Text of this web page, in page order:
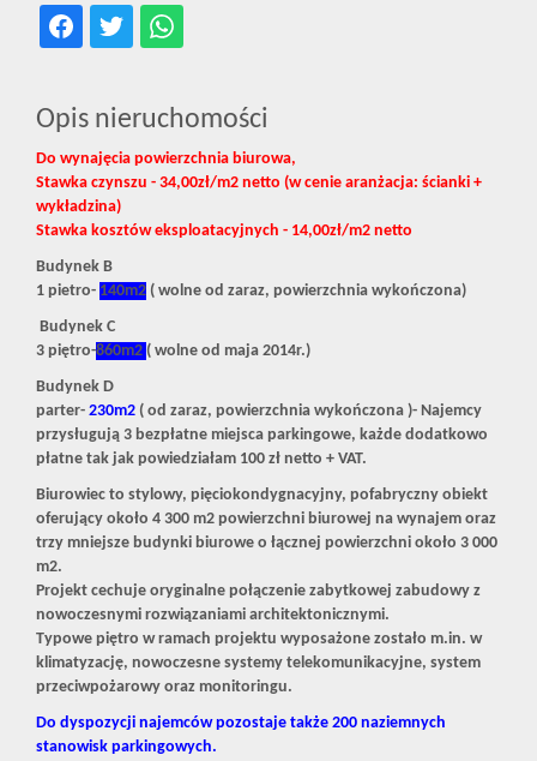
Opis nieruchomości
Do wynajęcia powierzchnia biurowa,
Stawka czynszu - 34,00zł/m2 netto (w cenie aranżacja: ścianki +
wykładzina)
Stawka kosztów eksploatacyjnych - 14,00zł/m2 netto
Budynek B
1 pietro- 140m2 ( wolne od zaraz, powierzchnia wykończona)
Budynek C
3 piętro-860m2 ( wolne od maja 2014r.)
Budynek D
parter- 230m2 ( od zaraz, powierzchnia wykończona )- Najemcy
przysługują 3 bezpłatne miejsca parkingowe, każde dodatkowo
płatne tak jak powiedziałam 100 zł netto + VAT.
Biurowiec to stylowy, pięciokondygnacyjny, pofabryczny obiekt
oferujący około 4 300 m2 powierzchni biurowej na wynajem oraz
trzy mniejsze budynki biurowe o łącznej powierzchni około 3 000
m2.
Projekt cechuje oryginalne połączenie zabytkowej zabudowy z
nowoczesnymi rozwiązaniami architektonicznymi.
Typowe piętro w ramach projektu wyposażone zostało m.in. w
klimatyzację, nowoczesne systemy telekomunikacyjne, system
przeciwpożarowy oraz monitoringu.
Do dyspozycji najemców pozostaje także 200 naziemnych
stanowisk parkingowych.